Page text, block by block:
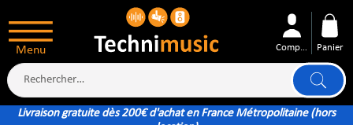
Menu Compte Panier
Livraison gratuite dès 200€ d'achat en France Métropolitaine (hors